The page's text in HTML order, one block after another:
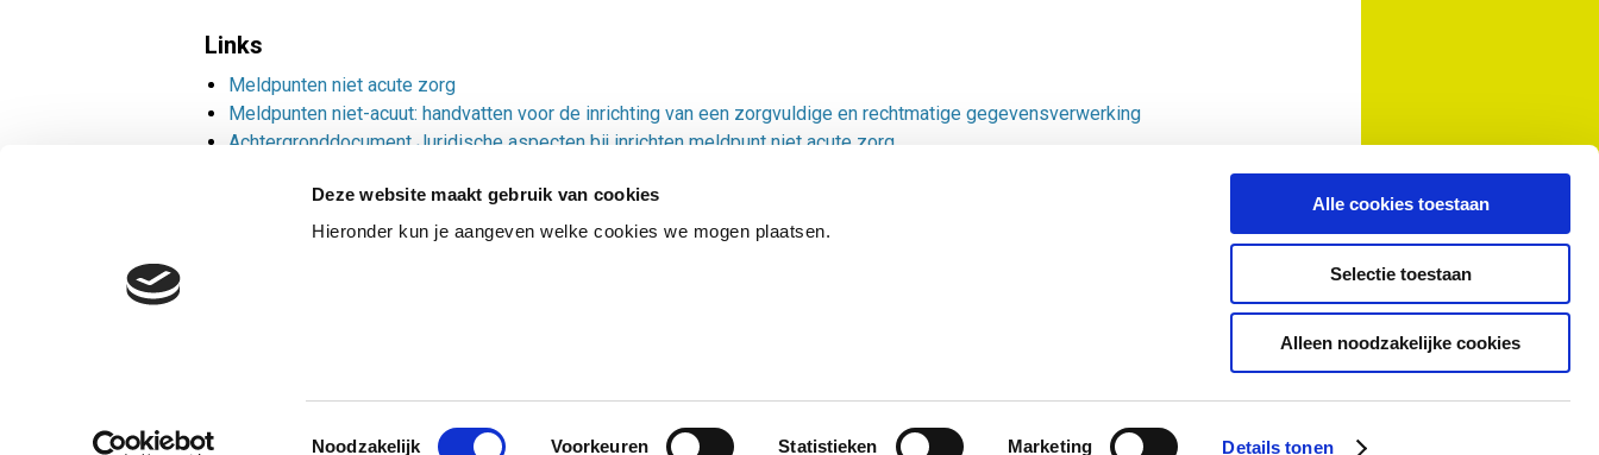
Deze website maakt gebruik van cookies
Hieronder kun je aangeven welke cookies we mogen plaatsen.
Toestemmingsselectie
Noodzakelijk Voorkeuren Statistieken Marketing Details tonen
Alle cookies toestaan
Selectie toestaan
Alleen noodzakelijke cookies
Links
Meldpunten niet acute zorg
Meldpunten niet-acuut: handvatten voor de inrichting van een zorgvuldige en rechtmatige gegevensverwerking
Achtergronddocument Juridische aspecten bij inrichten meldpunt niet acute zorg